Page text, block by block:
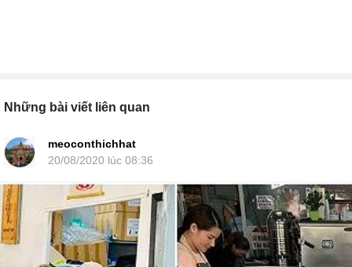
Những bài viết liên quan
meoconthichhat
20/08/2020 lúc 08:36